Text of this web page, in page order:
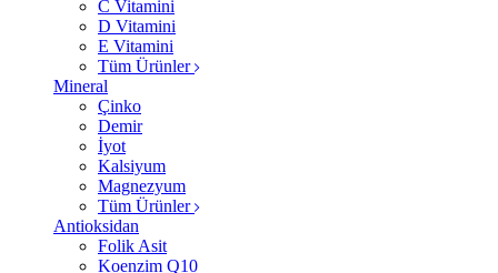
C Vitamini
D Vitamini
E Vitamini
Tüm Ürünler
Mineral
Çinko
Demir
İyot
Kalsiyum
Magnezyum
Tüm Ürünler
Antioksidan
Folik Asit
Koenzim Q10